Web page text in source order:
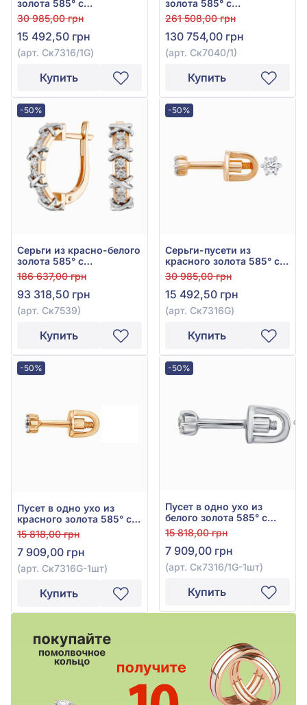
золота 585° с
бриллиантом 0,1ct, арт.
Ск7316/1G
30 985,00 грн
15 492,50 грн
(арт. Ск7316/1G)
Купить
золота 585° с
бриллиантом 0,6ct, арт.
Ск7040/1
261 508,00 грн
130 754,00 грн
(арт. Ск7040/1)
Купить
-50%
Серьги из красно-белого
золота 585° с
бриллиантом 0,36ct, арт.
Ск7539
186 637,00 грн
93 318,50 грн
(арт. Ск7539)
Купить
-50%
Серьги-пусети из
красного золота 585° с
бриллиантом 0,1ct, арт.
Ск7316G
30 985,00 грн
15 492,50 грн
(арт. Ск7316G)
Купить
-50%
Пусет в одно ухо из
красного золота 585° с
бриллиантом 0,05ct, арт.
Ск7316G-1шт
15 818,00 грн
7 909,00 грн
(арт. Ск7316G-1шт)
Купить
-50%
Пусет в одно ухо из
белого золота 585° с
бриллиантом 0,05ct, арт.
Ск7316/1G-1шт
15 818,00 грн
7 909,00 грн
(арт. Ск7316/1G-1шт)
Купить